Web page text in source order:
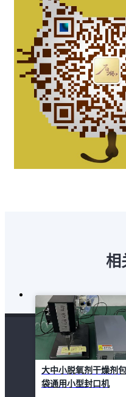
相
大中小脱氧剂干燥剂
袋通用小型封口机